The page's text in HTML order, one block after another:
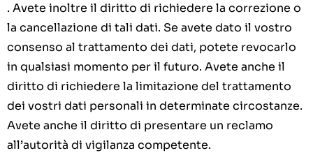
. Avete inoltre il diritto di richiedere la correzione o
la cancellazione di tali dati. Se avete dato il vostro
consenso al trattamento dei dati, potete revocarlo
in qualsiasi momento per il futuro. Avete anche il
diritto di richiedere la limitazione del trattamento
dei vostri dati personali in determinate circostanze.
Avete anche il diritto di presentare un reclamo
all’autorità di vigilanza competente.